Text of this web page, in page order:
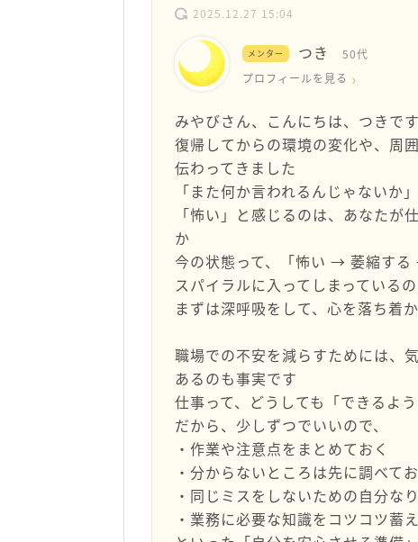
2025.12.27 15:04
メンター つき
50代
プロフィールを見る
みやびさん、こんにちは、つきです
復帰してからの環境の変化や、周
伝わってきました
「また何か言われるんじゃないか
「怖い」と感じるのは、あなたが
か
今の状態って、「怖い → 萎縮す
スパイラルに入ってしまっている
まずは深呼吸をして、心を落ち着
職場での不安を減らすためには、
あるのも事実です
仕事って、どうしても「できるよ
だから、少しずつでいいので、
・作業や注意点をまとめておく
・分からないところは先に調べて
・同じミスをしないための自分な
・業務に必要な知識をコツコツ蓄